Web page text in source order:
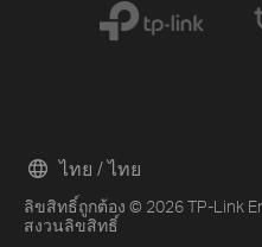
ลิขสิทธิ์ถูกต้อง © 2026 TP-Link
สงวนลิขสิทธิ์
ไทย / ไทย